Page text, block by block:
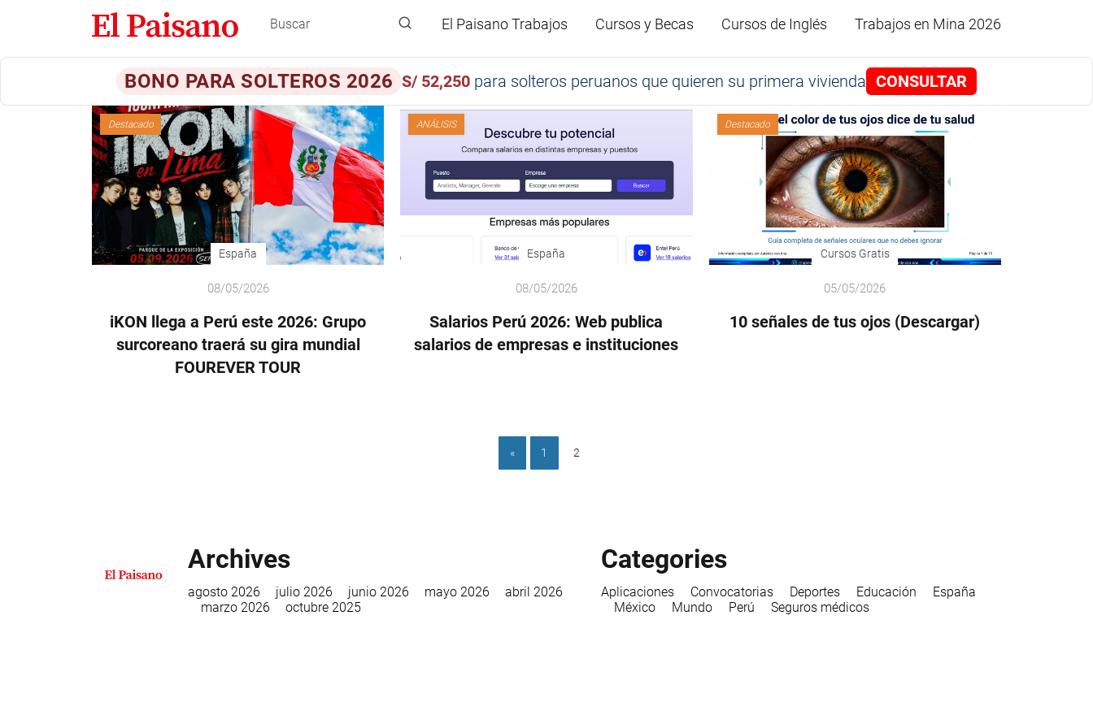
El Paisano Trabajos Cursos y Becas Cursos de Inglés Trabajos en Mina 2026
BONO PARA SOLTEROS 2026 S/ 52,250para solteros peruanos que quieren su primera vivienda CONSULTAR
Destacado
España
08/05/2026
iKON llega a Perú este 2026: Grupo
surcoreano traerá su gira mundial
FOUREVER TOUR
ANÁLISIS
España
08/05/2026
Salarios Perú 2026: Web publica
salarios de empresas e instituciones
Destacado
Cursos Gratis
05/05/2026
10 señales de tus ojos (Descargar)
« 1 2
Archives
agosto 2026 julio 2026 junio 2026 mayo 2026
abril 2026
marzo 2026
octubre 2025
Categories
Aplicaciones Convocatorias Deportes Educación
España
México
Mundo Perú Seguros médicos